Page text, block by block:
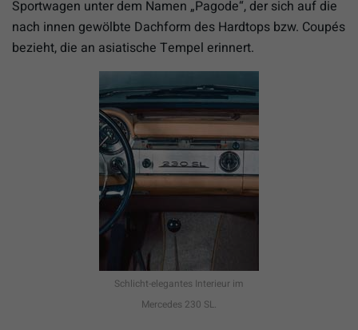
Sportwagen unter dem Namen „Pagode“, der sich auf die
nach innen gewölbte Dachform des Hardtops bzw. Coupés
bezieht, die an asiatische Tempel erinnert.
Schlicht-elegantes Interieur im
Mercedes 230 SL.